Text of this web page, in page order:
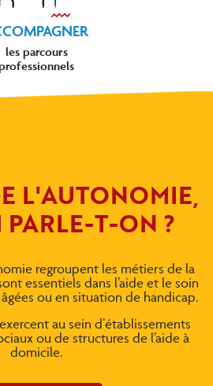
les parcours
L'AUTONOMIE,
T-ON ?
regroupent les métiers de la
essentiels dans l’aide et le soin
ou en situation de handicap.
au sein d’établissements
ou de structures de l’aide à
domicile.